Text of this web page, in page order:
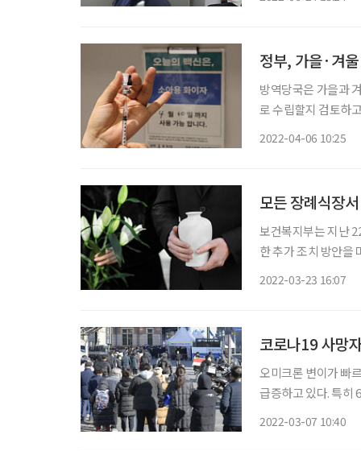
정부, 가을·겨
방역당국은 가을과
로 수립할지 검토하고 있다고 밝혔다. 이상원 중앙
2022-04-06 10:25
모든 장례식장
보건복지부는 지난
한 추가 조치 방안을 마련했다고 밝혔다. 방역
2022-03-23 16:07
코로나19 사망
오미크론 변이가 빠
급증하고 있다. 특히
2022-03-07 10:40